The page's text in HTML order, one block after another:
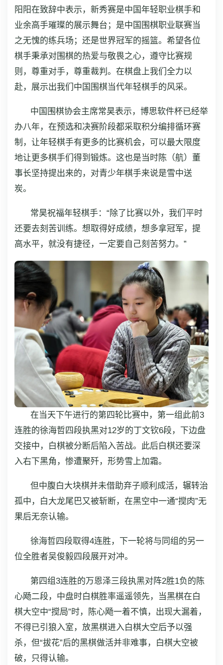
阳阳在致辞中表示，新秀赛是中国年轻职业棋手和
业余高手璀璨的展示舞台；是中国围棋职业联赛当
之无愧的练兵场；还是世界冠军的摇篮。希望各位
棋手秉承对围棋的热爱与敬畏之心，遵守比赛规
则，尊重对手，尊重裁判。在棋盘上我们全力以
赴，展示出我们中国围棋当代年轻棋手的风采。
中国围棋协会主席常昊表示，博思软件杯已经举
办八年，在预选和决赛阶段都采取积分编排循环赛
制，让年轻棋手有更多的比赛机会，可以最大限度
地让更多棋手们得到锻炼。这也是当时陈（航）董
事长坚持提出来的，对青少年棋手来说是雪中送
炭。
常昊祝福年轻棋手：“除了比赛以外，我们平时
还要去刻苦训练。想取得好成绩，想多拿冠军，提
高水平，就没有捷径，一定要自己刻苦努力。”
在当天下午进行的第四轮比赛中，第一组此前3
连胜的徐海哲四段执黑对12岁的丁文钦6段，下边盘
交接中，白棋被分断后陷入苦战。此后白棋还要深
入右下黑角，惨遭聚歼，形势雪上加霜。
但中腹白大块棋并未借助弃子顺利成活，辗转治
孤中，白大龙尾巴又被斩断，在黑空中一通“搅肉”无
果后无奈认输。
徐海哲四段取得4连胜，下一轮将与同组的另一
位全胜者吴俊毅四段展开对冲。
第四组3连胜的万恩泽三段执黑对阵2胜1负的陈
心飏二段，中盘时白棋胜率遥遥领先，当黑棋在白
棋大空中“搅局”时，陈心飏一着不慎，出现大漏着，
不得已引狼入室，放黑棋进入白棋大空后予以强
杀，但“拔花”后的黑棋做活并非难事，白棋大空被
破，只得认输。